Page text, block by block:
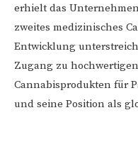
erhielt das
zweites medizinisches
Entwicklung
Zugang zu
Cannabisprodukten für
und seine Position als